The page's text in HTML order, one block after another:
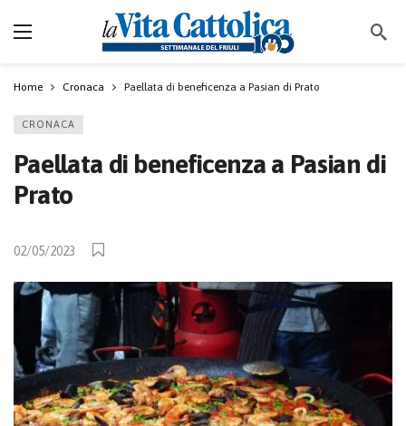
Home Cronaca Paellata di beneficenza a Pasian di Prato
CRONACA
Paellata di beneficenza a Pasian di
Prato
02/05/2023